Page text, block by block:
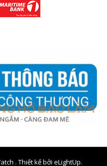
. Thiết kế bởi eLightUp.